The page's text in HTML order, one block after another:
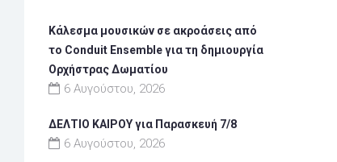
Κάλεσμα μουσικών σε ακροάσεις από
το Conduit Ensemble για τη δημιουργία
Ορχήστρας Δωματίου
6 Αυγούστου, 2026
ΔΕΛΤΙΟ ΚΑΙΡΟΥ για Παρασκευή 7/8
6 Αυγούστου, 2026